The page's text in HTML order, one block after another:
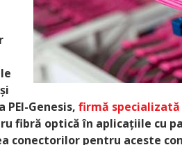
Genesis, firmă
fibră optică în aplicațiile cu
conectorilor pentru aceste